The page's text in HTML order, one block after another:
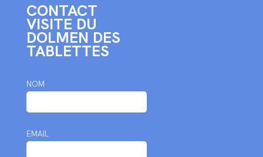
CONTACT
VISITE DU
DOLMEN DES
TABLETTES
NOM
EMAIL